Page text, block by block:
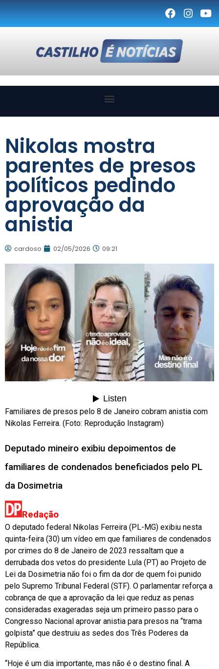
Nikolas mostra
parentes de presos
políticos pedindo
aprovação da
anistia
cardoso 02/05/2026 09:21
Familiares de presos pelo 8 de Janeiro cobram anistia com
Nikolas Ferreira. (Foto: Reprodução Instagram)
Deputado mineiro exibiu depoimentos de
familiares de condenados beneficiados pelo PL
da Dosimetria
Redação
O deputado federal Nikolas Ferreira (PL-MG) exibiu nesta
quinta-feira (30) um vídeo em que familiares de condenados
por crimes do 8 de Janeiro de 2023 ressaltam que a
derrubada dos vetos do presidente Lula (PT) ao Projeto de
Lei da Dosimetria não foi o fim da dor de quem foi punido
pelo Supremo Tribunal Federal (STF). O parlamentar reforça a
cobrança de que a aprovação da lei que reduz as penas
consideradas exageradas seja um primeiro passo para o
Congresso Nacional aprovar anistia para presos na “trama
golpista” que destruiu as sedes dos Três Poderes da
República.
“Hoje é um dia importante, mas não é o destino final. A